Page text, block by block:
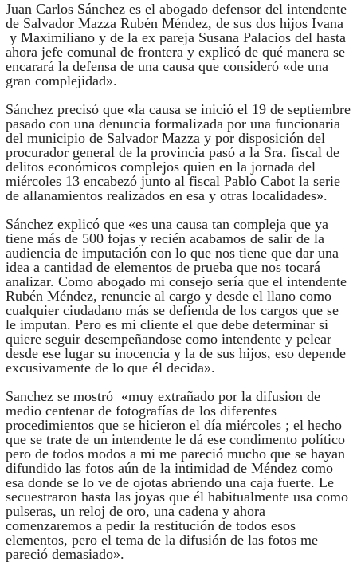
Juan Carlos Sánchez es el abogado defensor del intendente
de Salvador Mazza Rubén Méndez, de sus dos hijos Ivana
y Maximiliano y de la ex pareja Susana Palacios del hasta
ahora jefe comunal de frontera y explicó de qué manera se
encarará la defensa de una causa que consideró «de una
gran complejidad».
Sánchez precisó que «la causa se inició el 19 de septiembre
pasado con una denuncia formalizada por una funcionaria
del municipio de Salvador Mazza y por disposición del
procurador general de la provincia pasó a la Sra. fiscal de
delitos económicos complejos quien en la jornada del
miércoles 13 encabezó junto al fiscal Pablo Cabot la serie
de allanamientos realizados en esa y otras localidades».
Sánchez explicó que «es una causa tan compleja que ya
tiene más de 500 fojas y recién acabamos de salir de la
audiencia de imputación con lo que nos tiene que dar una
idea a cantidad de elementos de prueba que nos tocará
analizar. Como abogado mi consejo sería que el intendente
Rubén Méndez, renuncie al cargo y desde el llano como
cualquier ciudadano más se defienda de los cargos que se
le imputan. Pero es mi cliente el que debe determinar si
quiere seguir desempeñandose como intendente y pelear
desde ese lugar su inocencia y la de sus hijos, eso depende
excusivamente de lo que él decida».
Sanchez se mostró «muy extrañado por la difusion de
medio centenar de fotografías de los diferentes
procedimientos que se hicieron el día miércoles ; el hecho
que se trate de un intendente le dá ese condimento político
pero de todos modos a mi me pareció mucho que se hayan
difundido las fotos aún de la intimidad de Méndez como
esa donde se lo ve de ojotas abriendo una caja fuerte. Le
secuestraron hasta las joyas que él habitualmente usa como
pulseras, un reloj de oro, una cadena y ahora
comenzaremos a pedir la restitución de todos esos
elementos, pero el tema de la difusión de las fotos me
pareció demasiado».